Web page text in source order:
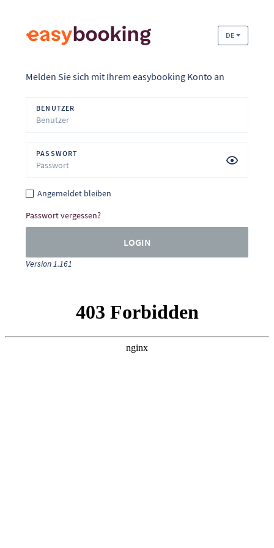
DE
Melden Sie sich mit Ihrem easybooking Konto an
BENUTZER
PASSWORT
Angemeldet bleiben
Passwort vergessen?
LOGIN
Version 1.161